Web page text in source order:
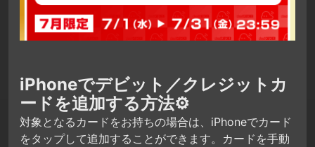
iPhoneでデビット／クレジットカ
ードを追加する方法⚙
対象となるカードをお持ちの場合は、iPhoneでカード
をタップして追加することができます。カードを手動